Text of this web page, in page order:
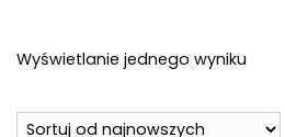
Wyświetlanie jednego wyniku